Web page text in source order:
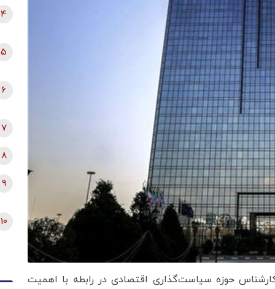
حوزه سیاست‌گذاری اقتصادی در رابطه با اهمیت
4
5
6
7
8
9
10